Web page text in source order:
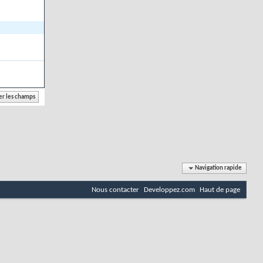
Navigation rapide
Nous contacter Developpez.com Haut de page